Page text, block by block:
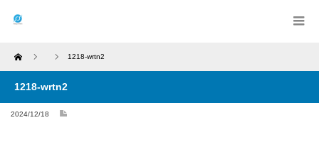
Home 1218-wrtn2
1218-wrtn2
2024/12/18